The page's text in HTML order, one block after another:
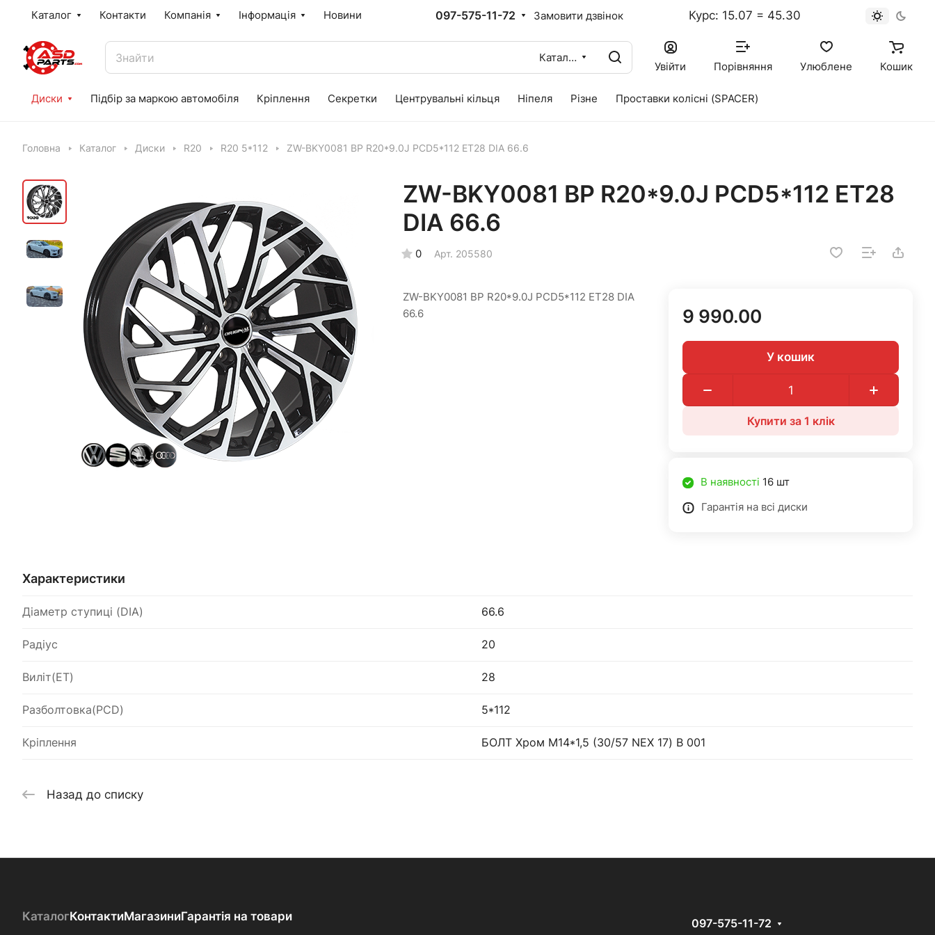
Каталог Контакти Компанія Інформація Новини 097-575-11-72 Замовити дзвінок Курс: 15.07 = 45.30
Каталог
Увійти Порівняння Улюблене Кошик
Диски Підбір за маркою автомобіля Кріплення Секретки Центрувальні кільця Ніпеля Різне Проставки колісні (SPACER)
Головна Каталог Диски R20 R20 5*112 ZW-BKY0081 BP R20*9.0J PCD5*112 ET28 DIA 66.6
ZW-BKY0081 BP R20*9.0J PCD5*112 ET28
DIA 66.6
0 Арт. 205580
ZW-BKY0081 BP R20*9.0J PCD5*112 ET28 DIA
66.6
9 990.00
У кошик
Купити за 1 клiк
В наявності 16 шт
Гарантія на всі диски
Характеристики
Діаметр ступиці (DIA) 66.6
Радіус 20
Виліт(ET) 28
Разболтовка(PCD) 5*112
Кріплення БОЛТ Хром М14*1,5 (30/57 NEX 17) B 001
Назад до списку
КаталогКонтактиМагазиниГарантія на товари
097-575-11-72